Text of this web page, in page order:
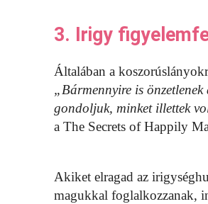
3. Irigy
Általában a
„Bármennyire is
gondoljuk, minket illettek
a The Secrets of Happily
Akiket elragad az
magukkal foglalkozzanak,